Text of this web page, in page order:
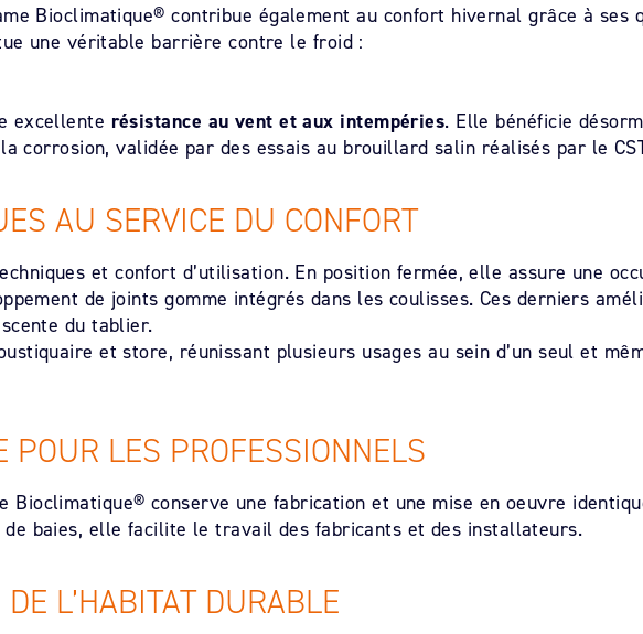
Bioclimatique® contribue également au confort hivernal grâce à ses
une véritable barrière contre le froid :
excellente résistance au vent et aux intempéries. Elle bénéficie
corrosion, validée par des essais au brouillard salin réalisés par le
AU SERVICE DU CONFORT
et confort d’utilisation. En position fermée, elle assure une
de joints gomme intégrés dans les coulisses. Ces derniers
du tablier.
et store, réunissant plusieurs usages au sein d’un seul et
LES PROFESSIONNELS
conserve une fabrication et une mise en oeuvre
baies, elle facilite le travail des fabricants et des installateurs.
L’HABITAT DURABLE